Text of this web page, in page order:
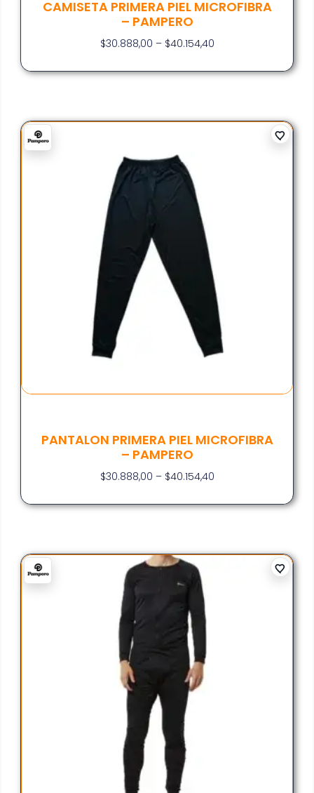
CAMISETA PRIMERA PIEL MICROFIBRA
– PAMPERO
$30.888,00 – $40.154,40
PANTALON PRIMERA PIEL MICROFIBRA
– PAMPERO
$30.888,00 – $40.154,40